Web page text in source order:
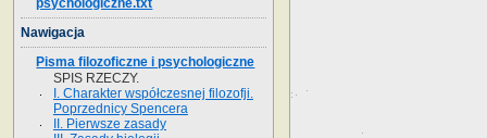
Nawigacja
Pisma filozoficzne i psychologiczne
SPIS RZECZY.
I. Charakter współczesnej filozofji.
Poprzednicy Spencera
II. Pierwsze zasady